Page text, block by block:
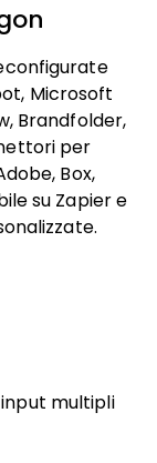
Microsoft
Brandfolder,
per
Box,
su Zapier e
multipli